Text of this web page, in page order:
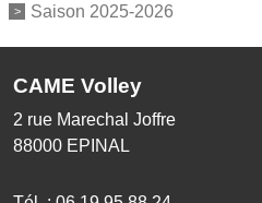
Saison 2025-2026
CAME Volley
2 rue Marechal Joffre
88000 EPINAL